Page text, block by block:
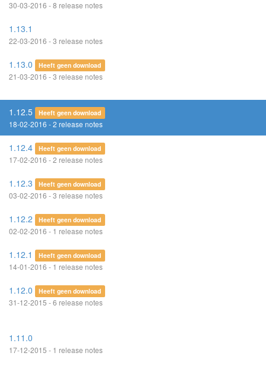
30-03-2016 - 8 release notes
1.13.1
22-03-2016 - 3 release notes
1.13.0 Heeft geen download
21-03-2016 - 3 release notes
1.12.5 Heeft geen download
18-02-2016 - 2 release notes
1.12.4 Heeft geen download
17-02-2016 - 2 release notes
1.12.3 Heeft geen download
03-02-2016 - 3 release notes
1.12.2 Heeft geen download
02-02-2016 - 1 release notes
1.12.1 Heeft geen download
14-01-2016 - 1 release notes
1.12.0 Heeft geen download
31-12-2015 - 6 release notes
1.11.0
17-12-2015 - 1 release notes